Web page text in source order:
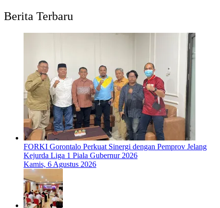
Berita Terbaru
FORKI Gorontalo Perkuat Sinergi dengan Pemprov Jelang
Kejurda Liga 1 Piala Gubernur 2026
Kamis, 6 Agustus 2026